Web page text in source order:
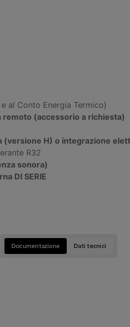
al Conto Energia Termico)
remoto (accessorio a richiesta)
H) o integrazione
R32
sonora)
DI SERIE
Documentazione Dati tecnici